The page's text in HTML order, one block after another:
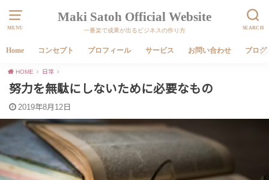
MENU SEARCH
Maki Satoh Official Website
一番楽で成果が出るビジネスの作り方
Home コンセプト プロフィール サービス お問い合わせ ブログ
HOME 日常
努力を無駄にしないために必要なもの
2019年8月12日